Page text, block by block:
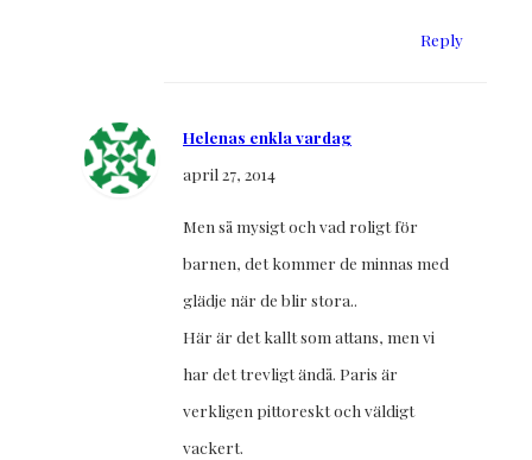
Reply
Helenas enkla vardag
april 27, 2014
Men så mysigt och vad roligt för
barnen, det kommer de minnas med
glädje när de blir stora..
Här är det kallt som attans, men vi
har det trevligt ändå. Paris är
verkligen pittoreskt och väldigt
vackert.